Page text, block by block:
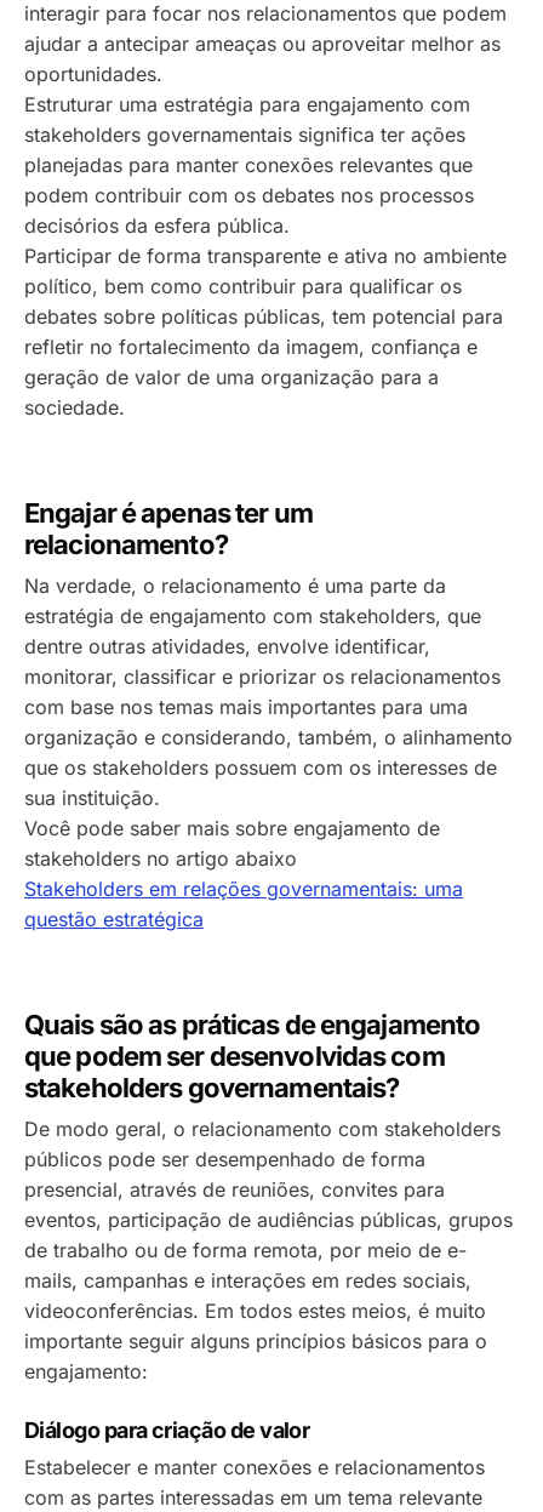
interagir para focar nos relacionamentos que podem
ajudar a antecipar ameaças ou aproveitar melhor as
oportunidades.
Estruturar uma estratégia para engajamento com
stakeholders governamentais significa ter ações
planejadas para manter conexões relevantes que
podem contribuir com os debates nos processos
decisórios da esfera pública.
Participar de forma transparente e ativa no ambiente
político, bem como contribuir para qualificar os
debates sobre políticas públicas, tem potencial para
refletir no fortalecimento da imagem, confiança e
geração de valor de uma organização para a
sociedade.
Engajar é apenas ter um
relacionamento?
Na verdade, o relacionamento é uma parte da
estratégia de engajamento com stakeholders, que
dentre outras atividades, envolve identificar,
monitorar, classificar e priorizar os relacionamentos
com base nos temas mais importantes para uma
organização e considerando, também, o alinhamento
que os stakeholders possuem com os interesses de
sua instituição.
Você pode saber mais sobre engajamento de
stakeholders no artigo abaixo
Stakeholders em relações governamentais: uma
questão estratégica
Quais são as práticas de engajamento
que podem ser desenvolvidas com
stakeholders governamentais?
De modo geral, o relacionamento com stakeholders
públicos pode ser desempenhado de forma
presencial, através de reuniões, convites para
eventos, participação de audiências públicas, grupos
de trabalho ou de forma remota, por meio de e-
mails, campanhas e interações em redes sociais,
videoconferências. Em todos estes meios, é muito
importante seguir alguns princípios básicos para o
engajamento:
Diálogo para criação de valor
Estabelecer e manter conexões e relacionamentos
com as partes interessadas em um tema relevante